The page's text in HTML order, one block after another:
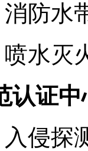
消防水
喷水灭
认证中
入侵探